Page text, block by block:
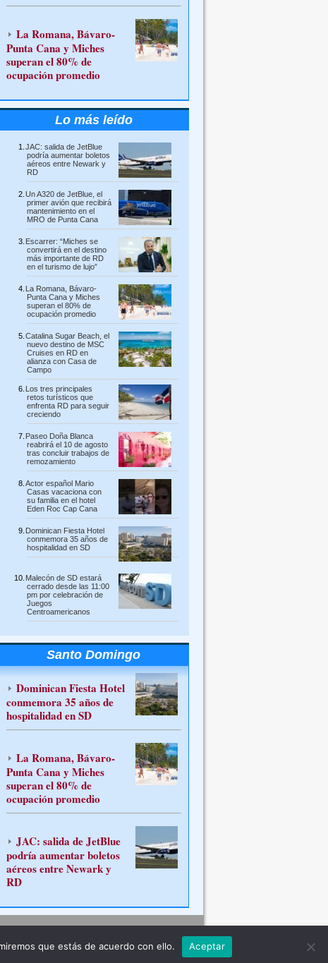
La Romana, Bávaro-
Punta Cana y Miches
superan el 80% de
ocupación promedio
Lo más leído
JAC: salida de JetBlue
podría aumentar boletos
aéreos entre Newark y
RD
Un A320 de JetBlue, el
primer avión que recibirá
mantenimiento en el
MRO de Punta Cana
Escarrer: “Miches se
convertirá en el destino
más importante de RD
en el turismo de lujo”
La Romana, Bávaro-
Punta Cana y Miches
superan el 80% de
ocupación promedio
Catalina Sugar Beach, el
nuevo destino de MSC
Cruises en RD en
alianza con Casa de
Campo
Los tres principales
retos turísticos que
enfrenta RD para seguir
creciendo
Paseo Doña Blanca
reabrirá el 10 de agosto
tras concluir trabajos de
remozamiento
Actor español Mario
Casas vacaciona con
su familia en el hotel
Eden Roc Cap Cana
Dominican Fiesta Hotel
conmemora 35 años de
hospitalidad en SD
Malecón de SD estará
cerrado desde las 11:00
pm por celebración de
Juegos
Centroamericanos
Santo Domingo
Dominican Fiesta Hotel
conmemora 35 años de
hospitalidad en SD
La Romana, Bávaro-
Punta Cana y Miches
superan el 80% de
ocupación promedio
JAC: salida de JetBlue
podría aumentar boletos
aéreos entre Newark y
RD
que estás de acuerdo con ello. Aceptar